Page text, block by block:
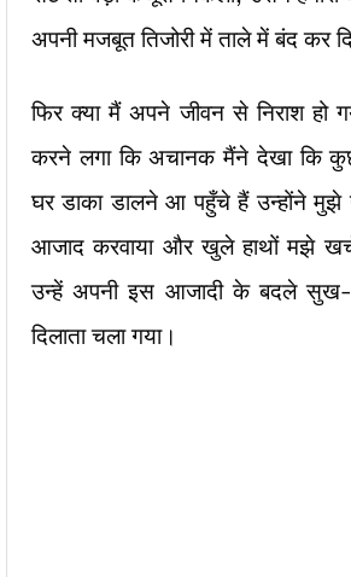
अपनी मजबूत तिजोरी में ताले में बंद कर
फिर क्या मैं अपने जीवन से निराश हो
करने लगा कि अचानक मैंने देखा कि
घर डाका डालने आ पहुँचे हैं उन्होंने
आजाद करवाया और खुले हाथों मझे
उन्हें अपनी इस आजादी के बदले
दिलाता चला गया।